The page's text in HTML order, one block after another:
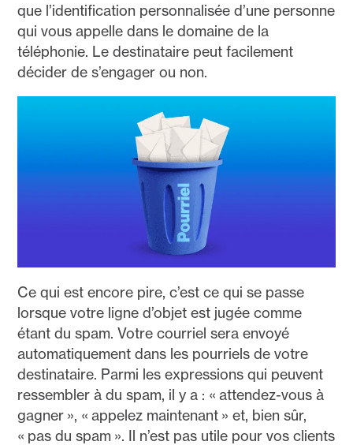
que l’identification personnalisée d’une personne
qui vous appelle dans le domaine de la
téléphonie. Le destinataire peut facilement
décider de s’engager ou non.
Ce qui est encore pire, c’est ce qui se passe
lorsque votre ligne d’objet est jugée comme
étant du spam. Votre courriel sera envoyé
automatiquement dans les pourriels de votre
destinataire. Parmi les expressions qui peuvent
ressembler à du spam, il y a : « attendez-vous à
gagner », « appelez maintenant » et, bien sûr,
« pas du spam ». Il n’est pas utile pour vos clients